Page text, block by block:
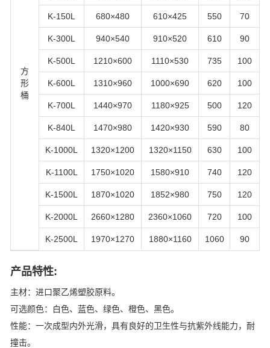
方
形
桶
K-150L 680×480 610×425 550 70
K-300L 940×540 910×520 610 90
K-500L 1210×600 1110×530 735 100
K-600L 1310×960 1000×690 620 100
K-700L 1440×970 1180×925 500 120
K-840L 1470×980 1420×930 590 80
K-1000L 1320×1200 1320×1150 630 100
K-1100L 1750×1020 1580×910 740 120
K-1500L 1870×1020 1852×980 750 120
K-2000L 2660×1280 2360×1060 720 100
K-2500L 1970×1270 1880×1160 1060 90
产品特性:
主材：进口聚乙烯塑胶原料。
可选颜色：白色、蓝色、绿色、橙色、黑色。
性能：一次成型内外光滑，具有良好的卫生性与抗紫外线能力，耐
撞击。